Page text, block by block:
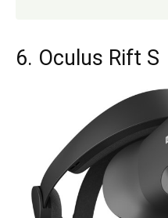
6. Oculus Rift S